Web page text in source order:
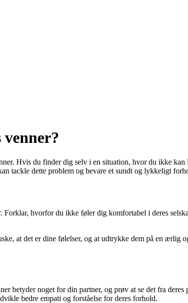
Hvis du finder dig selv i en situation, hvor du ikke
tackle dette problem og bevare et sundt og lykkeligt
hvorfor du ikke føler dig komfortabel i deres
at det er dine følelser, og at udtrykke dem på en ærlig
betyder noget for din partner, og prøv at se det fra deres
bedre empati og forståelse for deres forhold.